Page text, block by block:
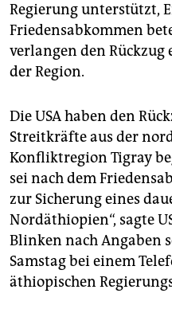
Regierung unterstützt,
Friedensabkommen
verlangen den Rückzug
der Region.
Die USA haben den
Streitkräfte aus der
Konfliktregion Tigray
sei nach dem
zur Sicherung eines
Nordäthiopien“, sagte
Blinken nach Angaben
Samstag bei einem
äthiopischen